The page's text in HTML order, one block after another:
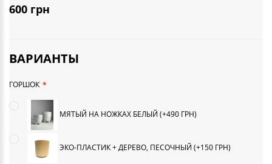
600 грн
ВАРИАНТЫ
ГОРШОК
МЯТЫЙ НА НОЖКАХ БЕЛЫЙ (+490 ГРН)
ЭКО-ПЛАСТИК + ДЕРЕВО, ПЕСОЧНЫЙ (+150 ГРН)